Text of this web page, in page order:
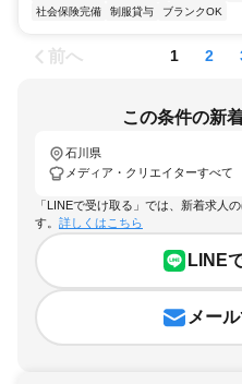
社会保険完備
制服貸与 ブランクOK
前へ 1 2
この条件の新
石川県
メディア・クリエイターすべて
「LINEで受け取る」では、新着求人
す。 詳しくはこちら
LINE
メー